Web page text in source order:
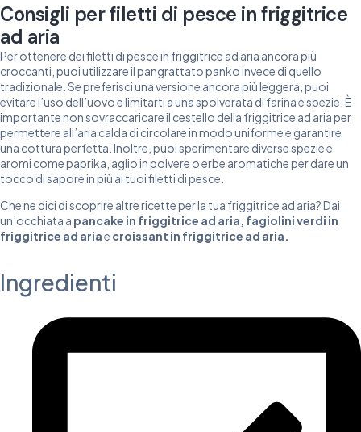
Consigli per filetti di pesce in friggitrice
ad aria
Per ottenere dei filetti di pesce in friggitrice ad aria ancora più
croccanti, puoi utilizzare il pangrattato panko invece di quello
tradizionale. Se preferisci una versione ancora più leggera, puoi
evitare l’uso dell’uovo e limitarti a una spolverata di farina e spezie. È
importante non sovraccaricare il cestello della friggitrice ad aria per
permettere all’aria calda di circolare in modo uniforme e garantire
una cottura perfetta. Inoltre, puoi sperimentare diverse spezie e
aromi come paprika, aglio in polvere o erbe aromatiche per dare un
tocco di sapore in più ai tuoi filetti di pesce.
Che ne dici di scoprire altre ricette per la tua friggitrice ad aria? Dai
un’occhiata a pancake in friggitrice ad aria, fagiolini verdi in
friggitrice ad ariae croissant in friggitrice ad aria.
Ingredienti